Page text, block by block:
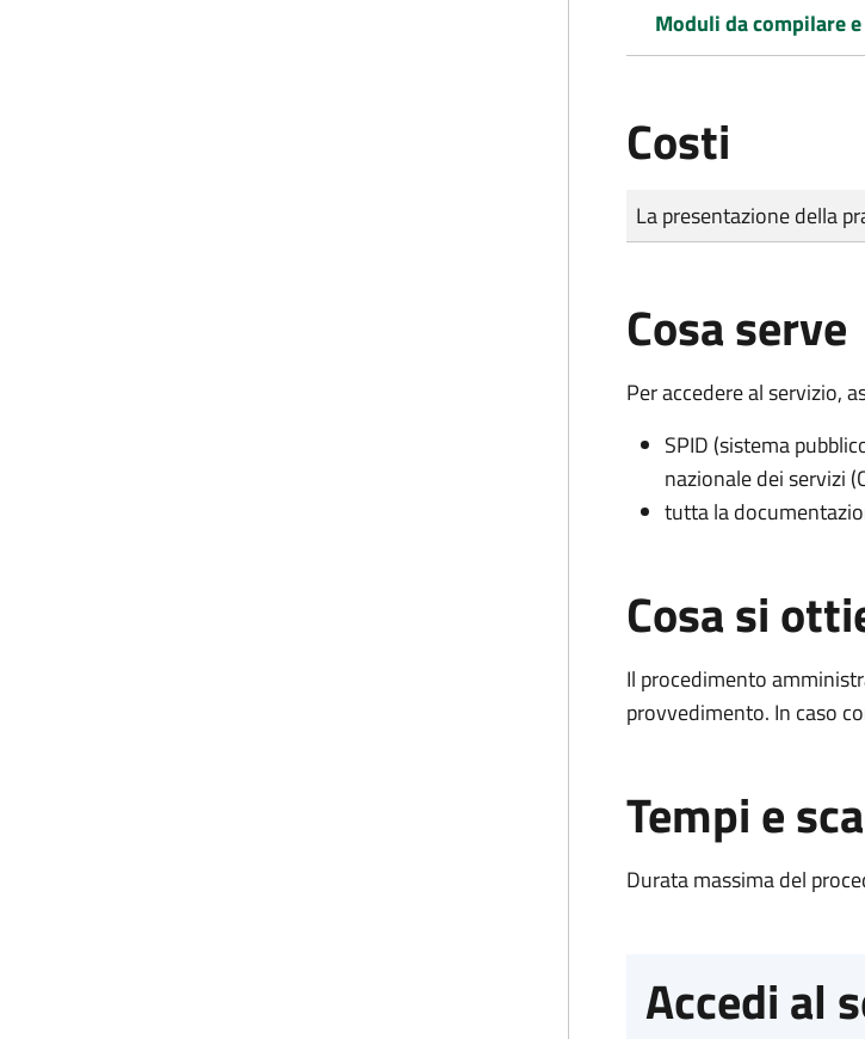
Moduli da compilare
Costi
Tipo di pagamento
Importo
La presentazione della
Cosa serve
Per accedere al servizio,
SPID (sistema
nazionale dei servizi
tutta la
Cosa si
Il procedimento
provvedimento. In caso
Tempi e
Durata massima del
Accedi al